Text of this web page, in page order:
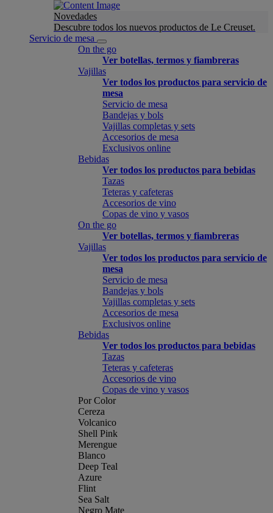
Novedades
Descubre todos los nuevos productos de Le Creuset.
Servicio de mesa
On the go
Ver botellas, termos y fiambreras
Vajillas
Ver todos los productos para servicio de
mesa
Servicio de mesa
Bandejas y bols
Vajillas completas y sets
Accesorios de mesa
Exclusivos online
Bebidas
Ver todos los productos para bebidas
Tazas
Teteras y cafeteras
Accesorios de vino
Copas de vino y vasos
On the go
Ver botellas, termos y fiambreras
Vajillas
Ver todos los productos para servicio de
mesa
Servicio de mesa
Bandejas y bols
Vajillas completas y sets
Accesorios de mesa
Exclusivos online
Bebidas
Ver todos los productos para bebidas
Tazas
Teteras y cafeteras
Accesorios de vino
Copas de vino y vasos
Por Color
Cereza
Volcanico
Shell Pink
Merengue
Blanco
Deep Teal
Azure
Flint
Sea Salt
Negro Mate